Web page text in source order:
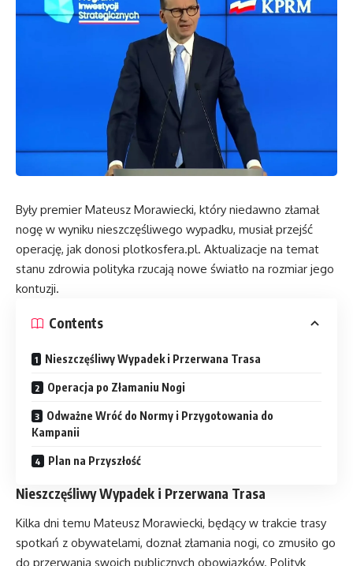
Były premier Mateusz Morawiecki, który niedawno złamał
nogę w wyniku nieszczęśliwego wypadku, musiał przejść
operację, jak donosi plotkosfera.pl. Aktualizacje na temat
stanu zdrowia polityka rzucają nowe światło na rozmiar jego
kontuzji.
Contents
Nieszczęśliwy Wypadek i Przerwana Trasa
Operacja po Złamaniu Nogi
Odważne Wróć do Normy i Przygotowania do
Kampanii
Plan na Przyszłość
Nieszczęśliwy Wypadek i Przerwana Trasa
Kilka dni temu Mateusz Morawiecki, będący w trakcie trasy
spotkań z obywatelami, doznał złamania nogi, co zmusiło go
do przerwania swoich publicznych obowiązków. Polityk